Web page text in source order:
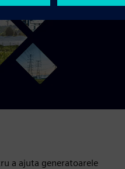
a ajuta generatoarele